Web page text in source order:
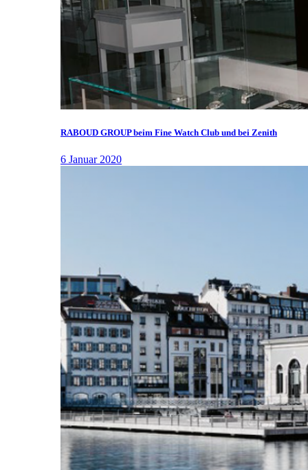
RABOUD GROUP beim Fine Watch Club und bei Zenith
6 Januar 2020